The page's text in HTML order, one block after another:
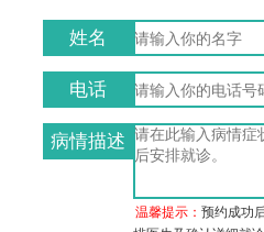
姓名
电话
病情描述
温馨提示：预约成功